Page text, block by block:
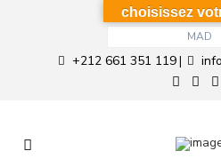
MAD
+212 661 351 119|
choisissez